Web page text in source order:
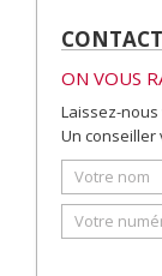
ON VOUS
Laissez-
Un conseiller